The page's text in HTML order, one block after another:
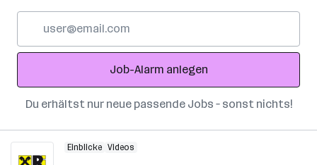
Adresse
Job-Alarm anlegen
Du erhältst nur neue passende Jobs – sonst nichts!
Einblicke Videos